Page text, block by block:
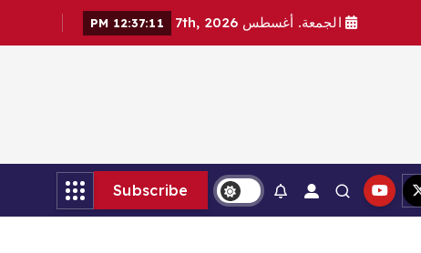
الجمعة. أغسطس 7th, 2026 12:37:13 PM
Subscribe